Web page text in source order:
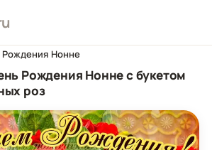
Нонне
Рождения Нонне с букетом
роз